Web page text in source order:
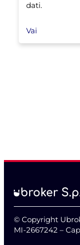
dati.
Vai
© Copyright
MI-2667242 –